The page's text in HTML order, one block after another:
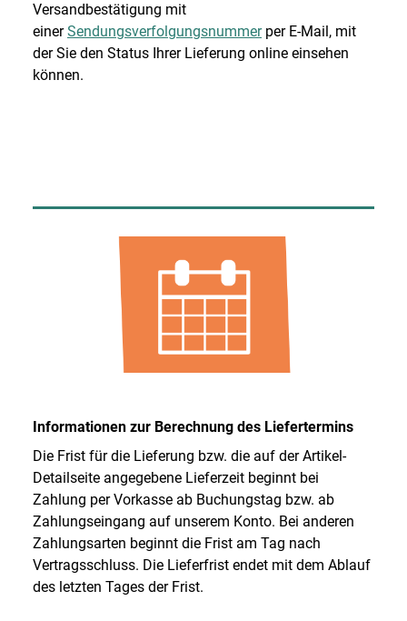
Versandbestätigung mit
einerSendungsverfolgungsnummerper E-Mail, mit
der Sie den Status Ihrer Lieferung online einsehen
können.
Informationen zur Berechnung des Liefertermins
Die Frist für die Lieferung bzw. die auf der Artikel-
Detailseite angegebene Lieferzeit beginnt bei
Zahlung per Vorkasse ab Buchungstag bzw. ab
Zahlungseingang auf unserem Konto. Bei anderen
Zahlungsarten beginnt die Frist am Tag nach
Vertragsschluss. Die Lieferfrist endet mit dem Ablauf
des letzten Tages der Frist.